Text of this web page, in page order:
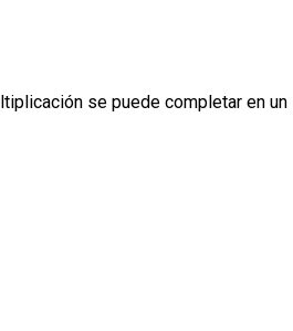
se puede completar en un